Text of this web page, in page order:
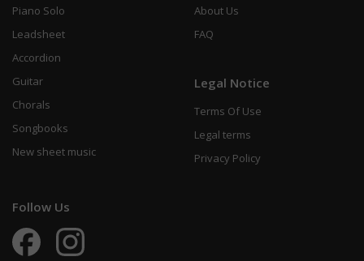
Piano Solo
Leadsheet
Accordion
Guitar
Chorals
Songbooks
New sheet music
About Us
FAQ
Legal Notice
Terms Of Use
Legal terms
Privacy Policy
Follow Us